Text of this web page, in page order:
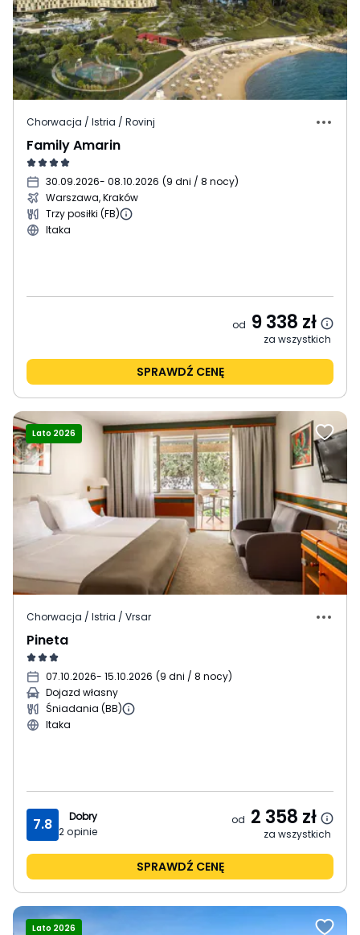
Chorwacja / Istria / Rovinj
Family Amarin
30.09.2026- 08.10.2026 (9 dni / 8 nocy)
Warszawa, Kraków
Trzy posiłki (FB)
Itaka
od 9 338 zł
za wszystkich
SPRAWDŹ CENĘ
Lato 2026
Chorwacja / Istria / Vrsar
Pineta
07.10.2026- 15.10.2026 (9 dni / 8 nocy)
Dojazd własny
Śniadania (BB)
Itaka
7.8
Dobry
2 opinie
od 2 358 zł
za wszystkich
SPRAWDŹ CENĘ
Lato 2026